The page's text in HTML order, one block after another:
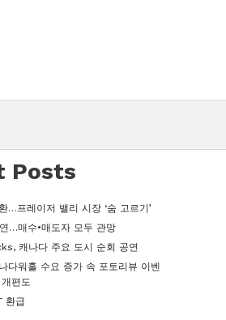
Posts
…프레이저 밸리 시장 ‘숨 고르기’
…매수•매도자 모두 관망
캐나다 주요 도시 순회 공연
다워홀 수요 증가 속 포토리뷰 이벤
편도
환급